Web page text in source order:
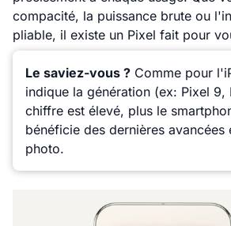
compacité, la puissance brute ou
pliable, il existe un Pixel fait pour
Le saviez-vous ? Comme pour
indique la génération (ex: Pixel 9,
chiffre est élevé, plus le
bénéficie des dernières avancées
photo.